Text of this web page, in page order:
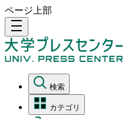
ページ上部
density_medium
検索
カテゴリ